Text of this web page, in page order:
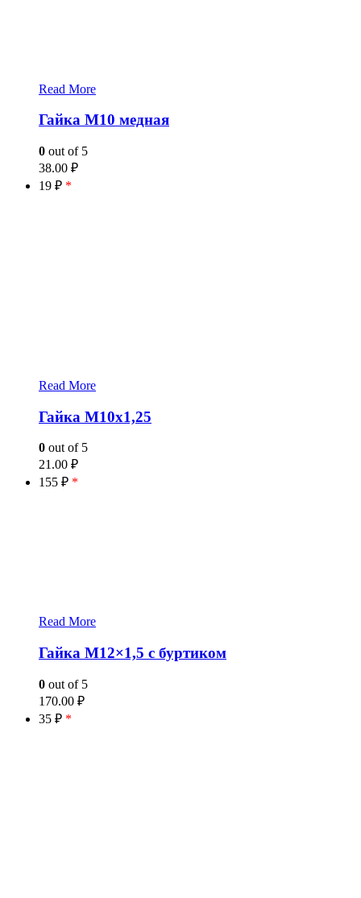
Read More
Гайка М10 медная
0 out of 5
38.00 ₽
19 ₽ *
Read More
Гайка М10х1,25
0 out of 5
21.00 ₽
155 ₽ *
Read More
Гайка М12×1,5 с буртиком
0 out of 5
170.00 ₽
35 ₽ *